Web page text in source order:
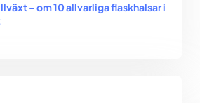
– om 10 allvarliga flaskhalsar i